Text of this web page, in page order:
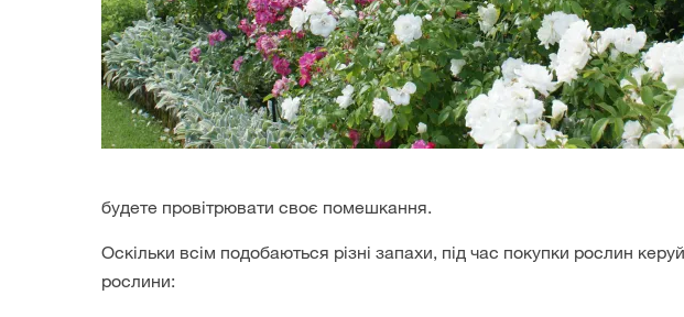
будете провітрювати своє помешкання.
Оскільки всім подобаються різні запахи, під час покупки рослин
рослини: